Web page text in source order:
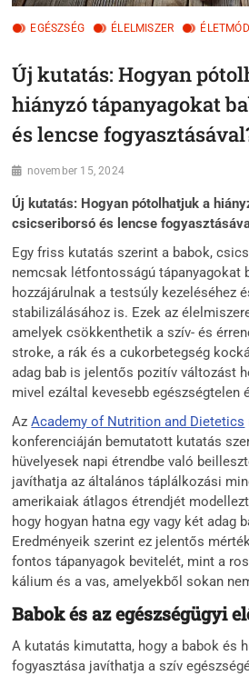
EGÉSZSÉG ÉLELMISZER ÉLETMÓD
Új kutatás: Hogyan
hiányzó tápanyagokat
és lencse
november 15, 2024
Új kutatás: Hogyan pótolhatjuk a
csicseriborsó és lencse
Egy friss kutatás szerint a babok,
nemcsak létfontosságú tápanyagokat
hozzájárulnak a testsúly kezeléséhez
stabilizálásához is. Ezek az
amelyek csökkenthetik a szív- és
stroke, a rák és a cukorbetegség
adag bab is jelentős pozitív változást
mivel ezáltal kevesebb egészségtelen
AzAcademy of Nutrition and Dietetics
konferenciáján bemutatott kutatás
hüvelyesek napi étrendbe való
javíthatja az általános táplálkozási
amerikaiak átlagos étrendjét
hogy hogyan hatna egy vagy két adag
Eredményeik szerint ez jelentős
fontos tápanyagok bevitelét, mint a
kálium és a vas, amelyekből sokan
Babok és az egészségügyi
A kutatás kimutatta, hogy a babok és
fogyasztása javíthatja a szív